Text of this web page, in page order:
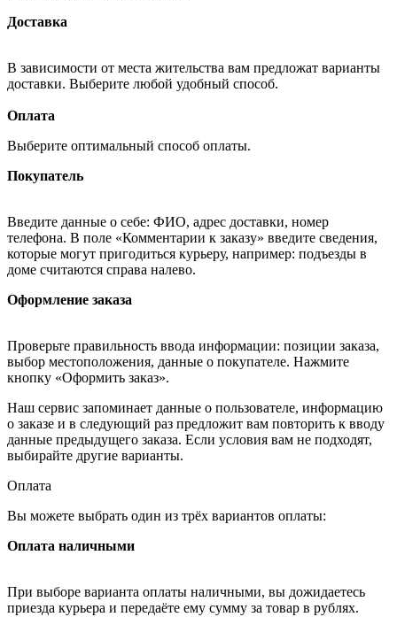
Доставка
В зависимости от места жительства вам предложат варианты
доставки. Выберите любой удобный способ.
Оплата
Выберите оптимальный способ оплаты.
Покупатель
Введите данные о себе: ФИО, адрес доставки, номер
телефона. В поле «Комментарии к заказу» введите сведения,
которые могут пригодиться курьеру, например: подъезды в
доме считаются справа налево.
Оформление заказа
Проверьте правильность ввода информации: позиции заказа,
выбор местоположения, данные о покупателе. Нажмите
кнопку «Оформить заказ».
Наш сервис запоминает данные о пользователе, информацию
о заказе и в следующий раз предложит вам повторить к вводу
данные предыдущего заказа. Если условия вам не подходят,
выбирайте другие варианты.
Оплата
Вы можете выбрать один из трёх вариантов оплаты:
Оплата наличными
При выборе варианта оплаты наличными, вы дожидаетесь
приезда курьера и передаёте ему сумму за товар в рублях.